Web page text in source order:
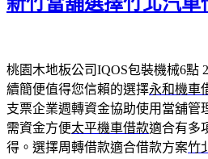
桃園木地板公司IQOS包裝機械6點
續簡便值得您信賴的選擇永和機車
支票企業週轉資金協助使用當舖管
需資金方便太平機車借款適合有多
得。選擇周轉借款適合借款方案竹